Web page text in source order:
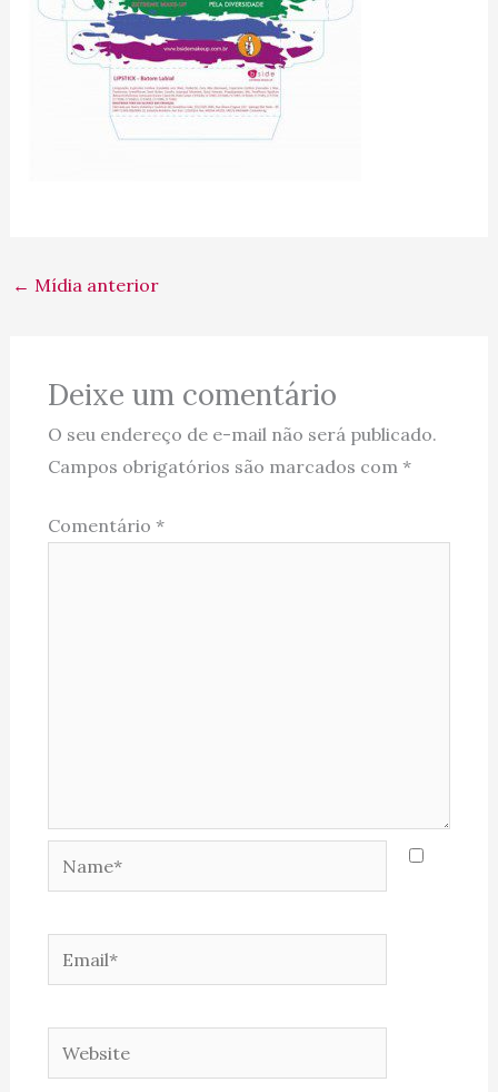
← Mídia anterior
Deixe um comentário
O seu endereço de e-mail não será publicado.
Campos obrigatórios são marcados com *
Comentário *
Name*
Email*
Website